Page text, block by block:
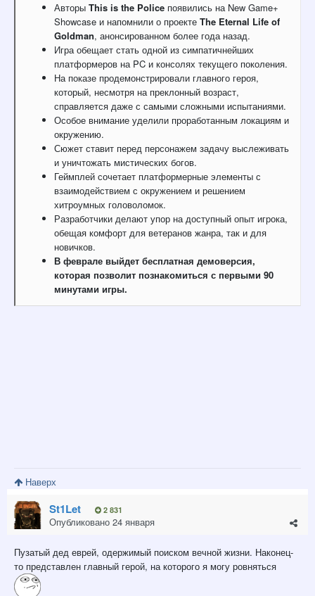
Авторы This is the Police появились на New Game+
Showcase и напомнили о проекте The Eternal Life of
Goldman, анонсированном более года назад.
Игра обещает стать одной из симпатичнейших
платформеров на PC и консолях текущего поколения.
На показе продемонстрировали главного героя,
который, несмотря на преклонный возраст,
справляется даже с самыми сложными испытаниями.
Особое внимание уделили проработанным локациям и
окружению.
Сюжет ставит перед персонажем задачу выслеживать
и уничтожать мистических богов.
Геймплей сочетает платформерные элементы с
взаимодействием с окружением и решением
хитроумных головоломок.
Разработчики делают упор на доступный опыт игрока,
обещая комфорт для ветеранов жанра, так и для
новичков.
В феврале выйдет бесплатная демоверсия,
которая позволит познакомиться с первыми 90
минутами игры.
Наверх
St1Let 2 831
Опубликовано 24 января
Пузатый дед еврей, одержимый поиском вечной жизни. Наконец-
то представлен главный герой, на которого я могу ровняться